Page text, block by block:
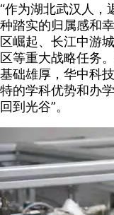
“作为湖北武汉人，
种踏实的归属感和
区崛起、长江中游
区等重大战略任务
基础雄厚，华中科
特的学科优势和办
回到光谷”。